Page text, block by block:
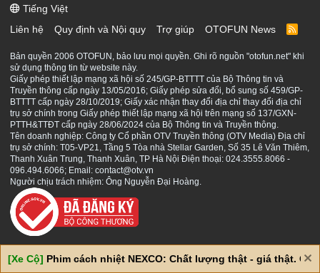
Tiếng Việt
Liên hệ
Quy định và Nội quy Trợ giúp OTOFUN News
R
S
Bản quyền 2006 OTOFUN, bảo lưu mọi quyền. Ghi rõ nguồn "otofun.net" khi
sử dụng thông tin từ website này.
Giấy phép thiết lập mạng xã hội số 245/GP-BTTTT của Bộ Thông tin và
Truyền thông cấp ngày 13/05/2016; Giấy phép sửa đổi, bổ sung số 459/GP-
BTTTT cấp ngày 28/10/2019; Giấy xác nhận thay đổi địa chỉ thay đổi địa chỉ
trụ sở chính trong Giấy phép thiết lập mạng xã hội trên mạng số 137/GXN-
PTTH&TTĐT cấp ngày 28/06/2024 của Bộ Thông tin và Truyền thông.
Tên doanh nghiệp: Công ty Cổ phần OTV Truyền thông (OTV Media) Địa chỉ
trụ sở chính: T05-VP21, Tầng 5 Tòa nhà Stellar Garden, Số 35 Lê Văn Thiêm,
Thanh Xuân Trung, Thanh Xuân, TP Hà Nội Điện thoại: 024.3555.8066 -
096.494.6066; Email: contact@otv.vn
Người chịu trách nhiệm: Ông Nguyễn Đại Hoàng.
[Xe Cộ] Phim cách nhiệt NEXCO: Chất lượng thật - giá thật. Giá